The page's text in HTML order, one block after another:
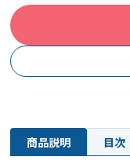
商品説明 目次